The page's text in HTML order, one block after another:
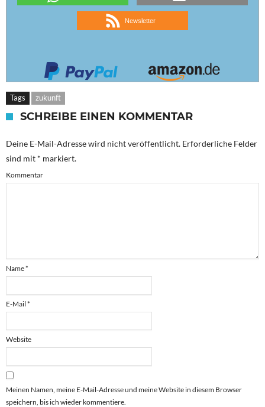
Newsletter
Tags zukunft
SCHREIBE EINEN KOMMENTAR
Deine E-Mail-Adresse wird nicht veröffentlicht. Erforderliche Felder
sind mit * markiert.
Kommentar
Name*
E-Mail *
Website
Meinen Namen, meine E-Mail-Adresse und meine Website in diesem Browser
speichern, bis ich wieder kommentiere.